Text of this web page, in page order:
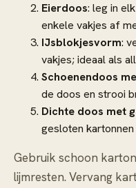
Eierdoos: leg in
enkele vakjes af
IJsblokjesvorm:
vakjes; ideaal als
Schoenendoos
de doos en strooi
Dichte doos met
gesloten
Gebruik schoon
lijmresten. Vervang